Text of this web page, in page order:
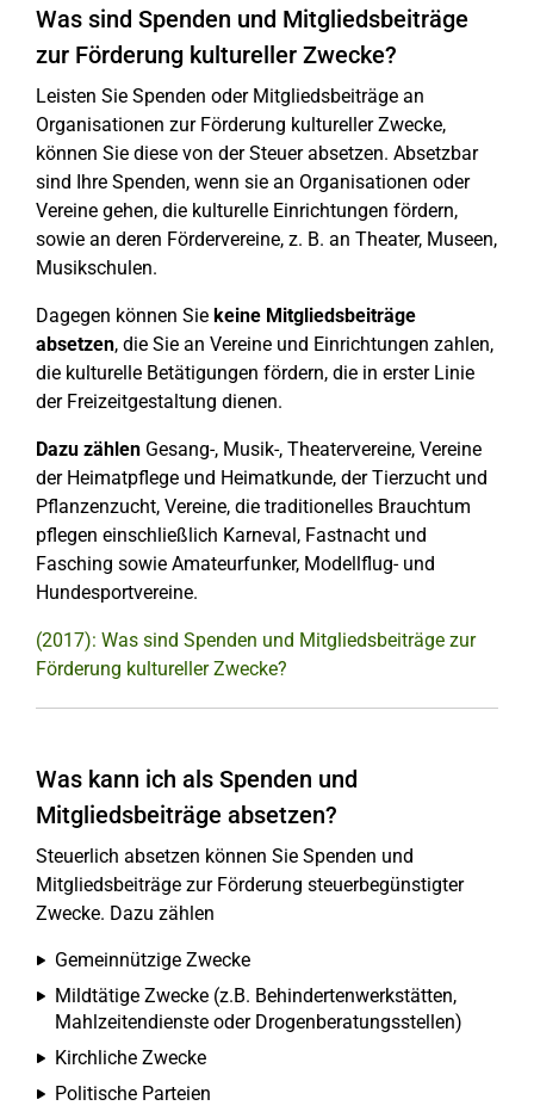
Was sind Spenden und Mitgliedsbeiträge
zur Förderung kultureller Zwecke?
Leisten Sie Spenden oder Mitgliedsbeiträge an
Organisationen zur Förderung kultureller Zwecke,
können Sie diese von der Steuer absetzen. Absetzbar
sind Ihre Spenden, wenn sie an Organisationen oder
Vereine gehen, die kulturelle Einrichtungen fördern,
sowie an deren Fördervereine, z. B. an Theater, Museen,
Musikschulen.
Dagegen können Sie keine Mitgliedsbeiträge
absetzen, die Sie an Vereine und Einrichtungen zahlen,
die kulturelle Betätigungen fördern, die in erster Linie
der Freizeitgestaltung dienen.
Dazu zählen Gesang-, Musik-, Theatervereine, Vereine
der Heimatpflege und Heimatkunde, der Tierzucht und
Pflanzenzucht, Vereine, die traditionelles Brauchtum
pflegen einschließlich Karneval, Fastnacht und
Fasching sowie Amateurfunker, Modellflug- und
Hundesportvereine.
(2017): Was sind Spenden und Mitgliedsbeiträge zur
Förderung kultureller Zwecke?
Was kann ich als Spenden und
Mitgliedsbeiträge absetzen?
Steuerlich absetzen können Sie Spenden und
Mitgliedsbeiträge zur Förderung steuerbegünstigter
Zwecke. Dazu zählen
Gemeinnützige Zwecke
Mildtätige Zwecke (z.B. Behindertenwerkstätten,
Mahlzeitendienste oder Drogenberatungsstellen)
Kirchliche Zwecke
Politische Parteien